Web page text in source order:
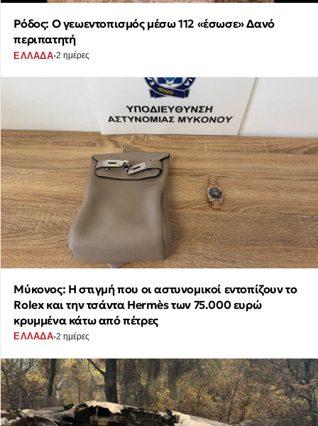
Ρόδος: Ο γεωεντοπισμός μέσω 112 «έσωσε» Δανό
περιπατητή
ΕΛΛΑΔΑ·2 ημέρες
Μύκονος: Η στιγμή που οι αστυνομικοί εντοπίζουν το
Rolex και την τσάντα Hermès των 75.000 ευρώ
κρυμμένα κάτω από πέτρες
ΕΛΛΑΔΑ·2 ημέρες